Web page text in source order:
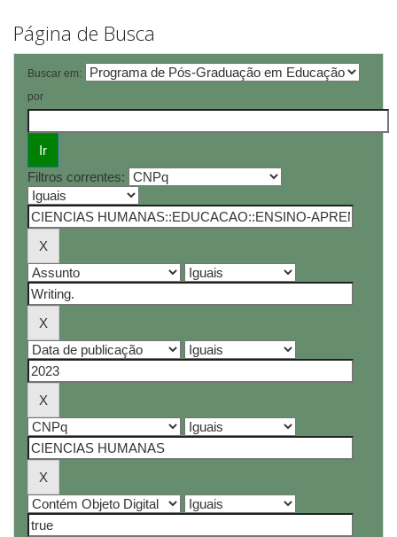
Página de Busca
Buscar em:
por
Filtros correntes: